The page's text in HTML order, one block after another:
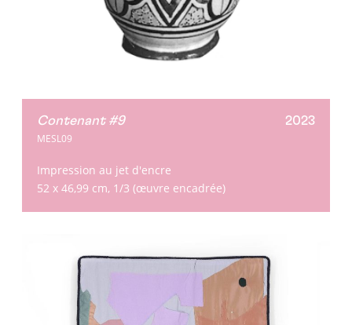
Contenant #9
2023
MESL09
Impression au jet d'encre
52 x 46,99 cm, 1/3 (œuvre encadrée)